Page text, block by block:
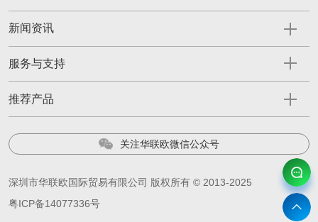
新闻资讯
服务与支持
推荐产品
关注华联欧微信公众号
深圳市华联欧国际贸易有限公司 版权所有 © 2013-2025
粤ICP备14077336号